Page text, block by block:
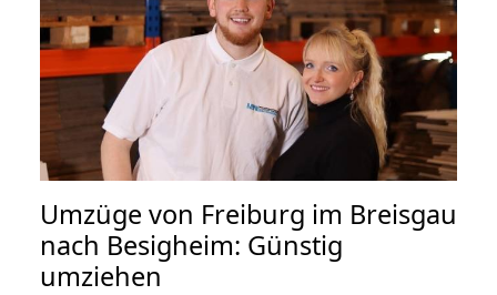
Umzüge von Freiburg im Breisgau
nach Besigheim: Günstig
umziehen